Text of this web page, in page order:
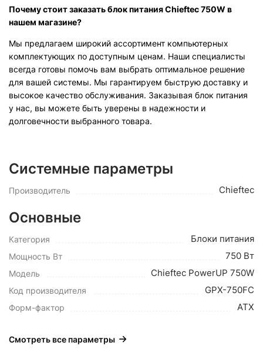
Почему стоит заказать блок питания Chieftec 750W в
нашем магазине?
Мы предлагаем широкий ассортимент компьютерных
комплектующих по доступным ценам. Наши специалисты
всегда готовы помочь вам выбрать оптимальное решение
для вашей системы. Мы гарантируем быструю доставку и
высокое качество обслуживания. Заказывая блок питания
у нас, вы можете быть уверены в надежности и
долговечности выбранного товара.
Системные параметры
Производитель Chieftec
Основные
Категория Блоки питания
Мощность Вт 750 Вт
Модель Chieftec PowerUP 750W
Код производителя GPX-750FC
Форм-фактор ATX
Смотреть все параметры